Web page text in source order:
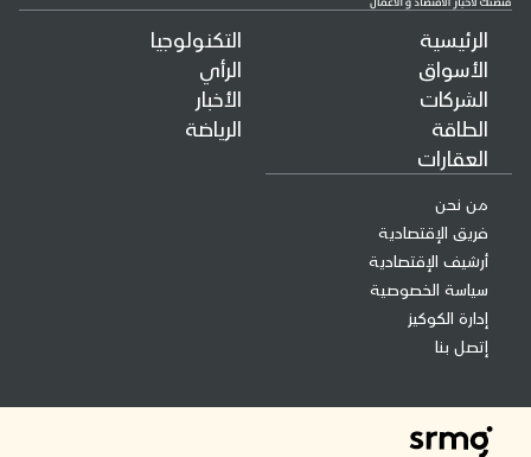
الرئيسية
الأسواق
الشركات
الطاقة
العقارات
التكنولوجيا
الرأي
الأخبار
الرياضة
من نحن
فريق الإقتصادية
أرشيف الإقتصادية
سياسة الخصوصية
إدارة الكوكيز
إتصل بنا